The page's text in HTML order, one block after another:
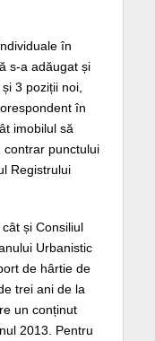
în
s-a adăugat și
3 poziții noi,
în
imobilul să
contrar punctului
Registrului
și Consiliul
Urbanistic
de hârtie de
trei ani de la
un conținut
2013. Pentru